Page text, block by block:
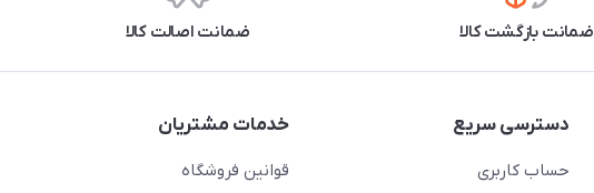
ضمانت بازگشت کالا ضمانت اصالت کالا
دسترسی سریع
حساب کاربری
خدمات مشتریان
قوانین فروشگاه